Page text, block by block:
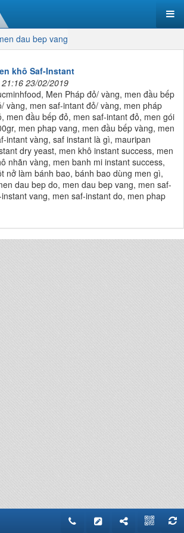
dau bep vang
khô Saf-Instant
21:16 23/02/2019
Men Pháp đỏ/ vàng, men đầu bếp
vàng, men saf-intant đỏ/ vàng, men pháp
men đầu bếp đỏ, men saf-intant đỏ, men gói
men phap vang, men đầu bếp vàng, men
intant vàng, saf instant là gì, mauripan
dry yeast, men khô instant success, men
nhãn vàng, men banh mi instant success,
nở làm bánh bao, bánh bao dùng men gì,
dau bep do, men dau bep vang, men saf-
vang, men saf-instant do, men phap